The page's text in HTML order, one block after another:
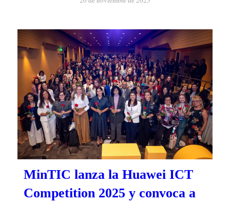
MinTIC lanza la Huawei ICT
Competition 2025 y convoca a